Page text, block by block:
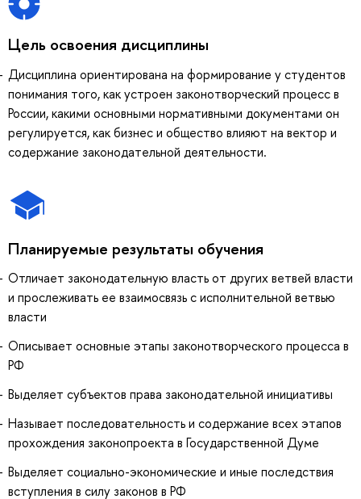
Цель освоения дисциплины
Дисциплина ориентирована на формирование у студентов
понимания того, как устроен законотворческий процесс в
России, какими основными нормативными документами он
регулируется, как бизнес и общество влияют на вектор и
содержание законодательной деятельности.
Планируемые результаты обучения
Отличает законодательную власть от других ветвей власти
и прослеживать ее взаимосвязь с исполнительной ветвью
власти
Описывает основные этапы законотворческого процесса в
РФ
Выделяет субъектов права законодательной инициативы
Называет последовательность и содержание всех этапов
прохождения законопроекта в Государственной Думе
Выделяет социально-экономические и иные последствия
вступления в силу законов в РФ